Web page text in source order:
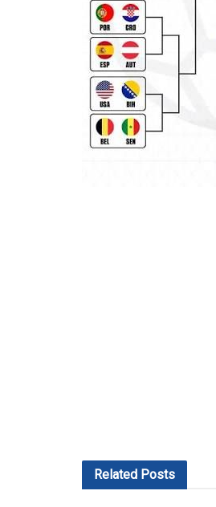
Related Posts